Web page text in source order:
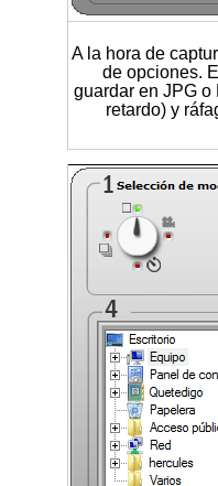
A la hora de
de opciones.
guardar en JPG o
retardo) y